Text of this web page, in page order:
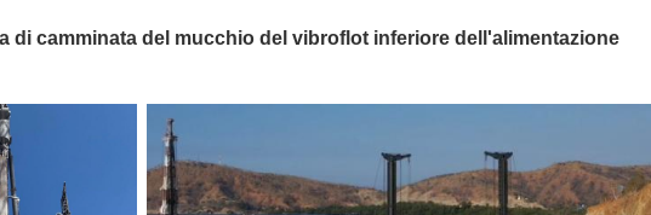
di camminata del mucchio del vibroflot inferiore dell'alimentazione